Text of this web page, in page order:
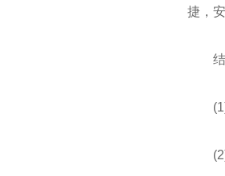
捷，
结
(1)
(2)